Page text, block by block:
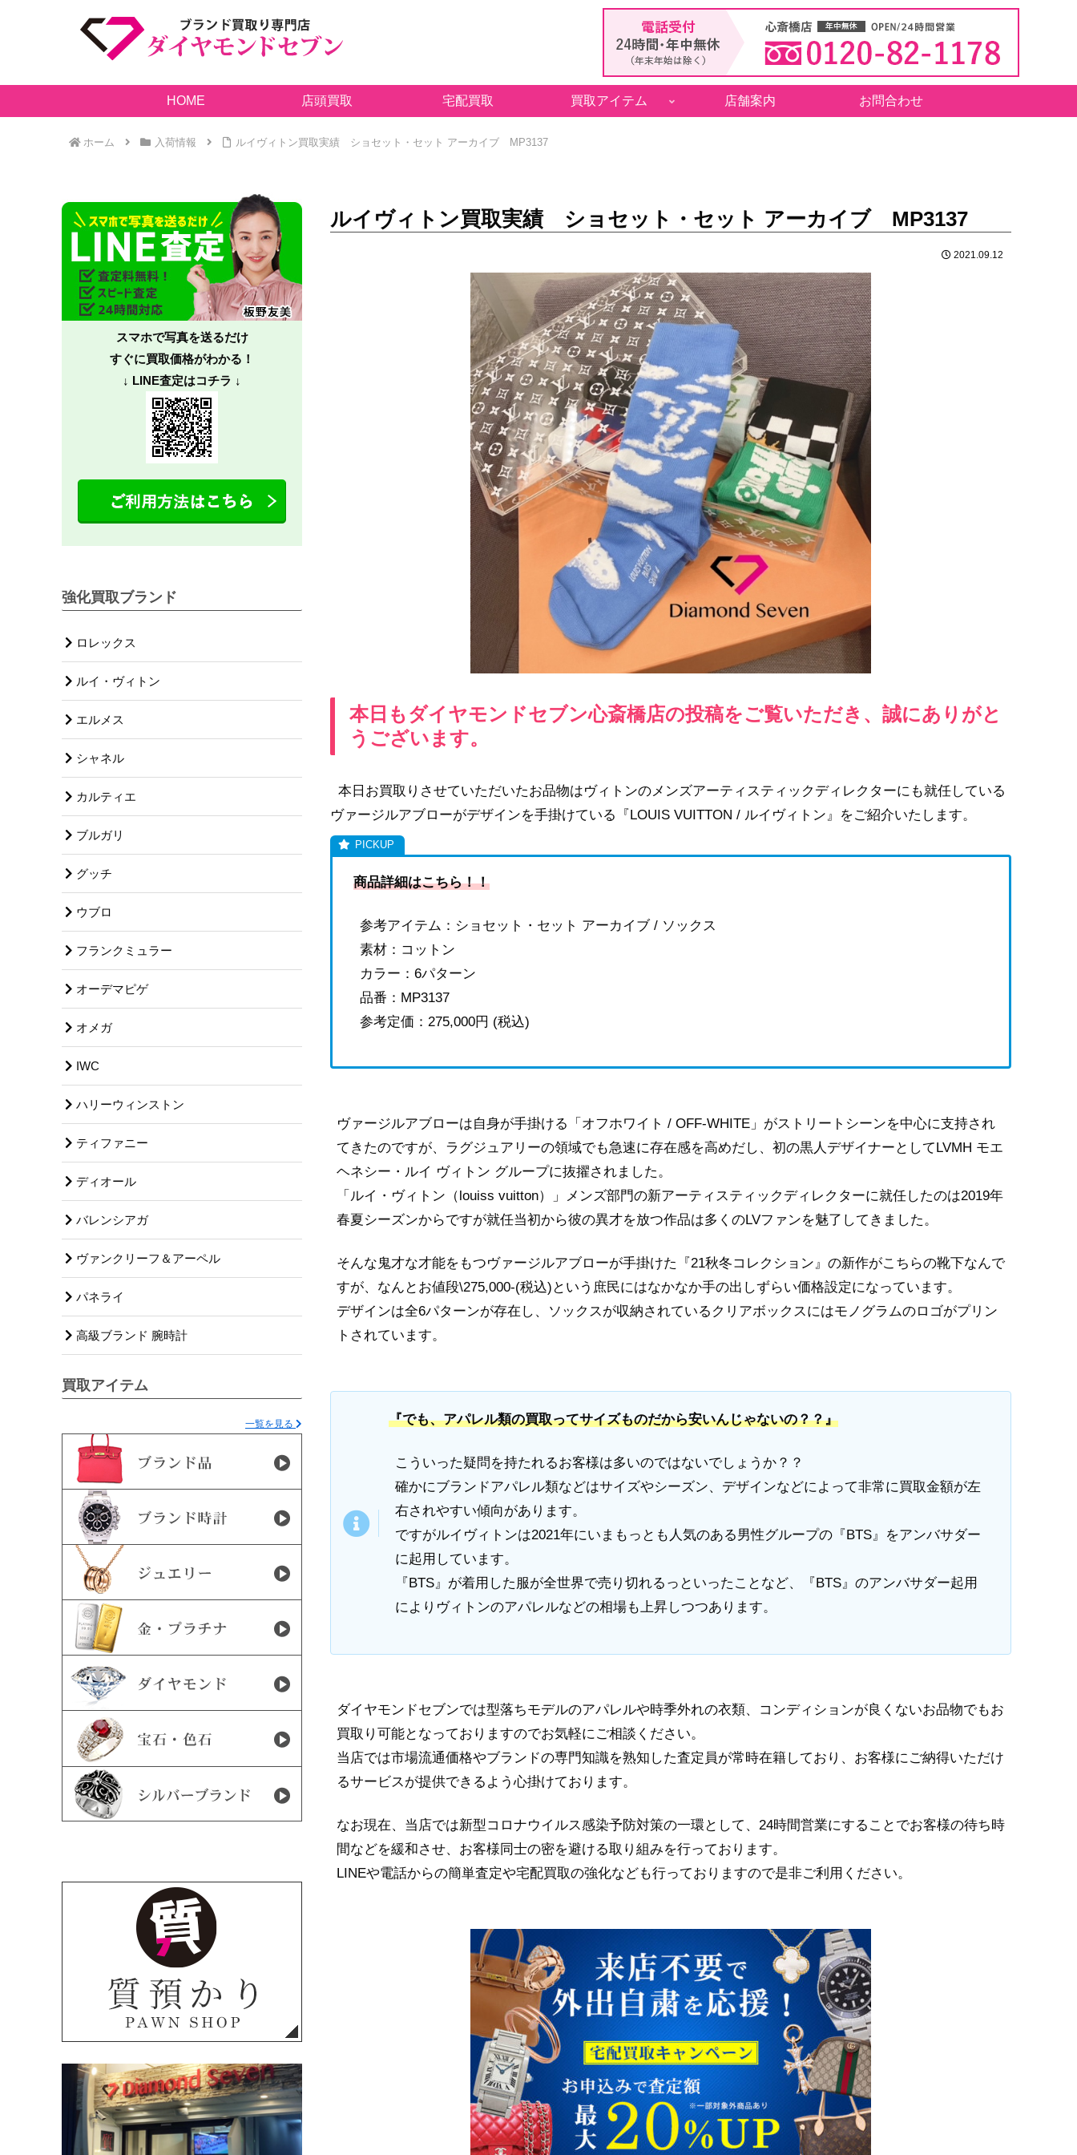
HOME 店頭買取 宅配買取 買取アイテム 店舗案内 お問合わせ
ホーム 入荷情報 ルイヴィトン買取実績 ショセット・セット アーカイブ MP3137
ルイヴィトン買取実績 ショセット・セット アーカイブ MP3137
2021.09.12
本日もダイヤモンドセブン心斎橋店の投稿をご覧いただき、誠にありがと
うございます。
本日お買取りさせていただいたお品物はヴィトンのメンズアーティスティックディレクターにも就任している
ヴァージルアブローがデザインを手掛けている『LOUIS VUITTON / ルイヴィトン』をご紹介いたします。
商品詳細はこちら！！
参考アイテム：ショセット・セット アーカイブ / ソックス
素材：コットン
カラー：6パターン
品番：MP3137
参考定価：275,000円 (税込)
ヴァージルアブローは自身が手掛ける「オフホワイト / OFF-WHITE」がストリートシーンを中心に支持され
てきたのですが、ラグジュアリーの領域でも急速に存在感を高めだし、初の黒人デザイナーとしてLVMH モエ
ヘネシー・ルイ ヴィトン グループに抜擢されました。
「ルイ・ヴィトン（louiss vuitton）」メンズ部門の新アーティスティックディレクターに就任したのは2019年
春夏シーズンからですが就任当初から彼の異才を放つ作品は多くのLVファンを魅了してきました。
そんな鬼才な才能をもつヴァージルアブローが手掛けた『21秋冬コレクション』の新作がこちらの靴下なんで
すが、なんとお値段\275,000-(税込)という庶民にはなかなか手の出しずらい価格設定になっています。
デザインは全6パターンが存在し、ソックスが収納されているクリアボックスにはモノグラムのロゴがプリン
トされています。
『でも、アパレル類の買取ってサイズものだから安いんじゃないの？？』
こういった疑問を持たれるお客様は多いのではないでしょうか？？
確かにブランドアパレル類などはサイズやシーズン、デザインなどによって非常に買取金額が左
右されやすい傾向があります。
ですがルイヴィトンは2021年にいまもっとも人気のある男性グループの『BTS』をアンバサダー
に起用しています。
『BTS』が着用した服が全世界で売り切れるっといったことなど、『BTS』のアンバサダー起用
によりヴィトンのアパレルなどの相場も上昇しつつあります。
ダイヤモンドセブンでは型落ちモデルのアパレルや時季外れの衣類、コンディションが良くないお品物でもお
買取り可能となっておりますのでお気軽にご相談ください。
当店では市場流通価格やブランドの専門知識を熟知した査定員が常時在籍しており、お客様にご納得いただけ
るサービスが提供できるよう心掛けております。
なお現在、当店では新型コロナウイルス感染予防対策の一環として、24時間営業にすることでお客様の待ち時
間などを緩和させ、お客様同士の密を避ける取り組みを行っております。
LINEや電話からの簡単査定や宅配買取の強化なども行っておりますので是非ご利用ください。
スマホで写真を送るだけ
すぐに買取価格がわかる！
↓ LINE査定はコチラ ↓
強化買取ブランド
ロレックス
ルイ・ヴィトン
エルメス
シャネル
カルティエ
ブルガリ
グッチ
ウブロ
フランクミュラー
オーデマピゲ
オメガ
IWC
ハリーウィンストン
ティファニー
ディオール
バレンシアガ
ヴァンクリーフ＆アーペル
パネライ
高級ブランド 腕時計
買取アイテム
一覧を見る